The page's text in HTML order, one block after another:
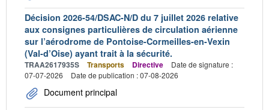
Décision 2026-54/DSAC-N/D du 7 juillet 2026 relative
aux consignes particulières de circulation aérienne
sur l’aérodrome de Pontoise-Cormeilles-en-Vexin
(Val-d’Oise) ayant trait à la sécurité.
TRAA2617935S Transports Directive
Date de signature :
07-07-2026
Date de publication : 07-08-2026
Document principal